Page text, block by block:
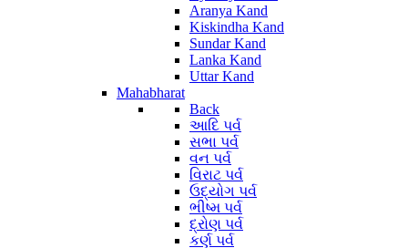
Aranya Kand
Kiskindha Kand
Sundar Kand
Lanka Kand
Uttar Kand
Mahabharat
Back
આદિ પર્વ
સભા પર્વ
વન પર્વ
વિરાટ પર્વ
ઉદ્યોગ પર્વ
ભીષ્મ પર્વ
દ્રોણ પર્વ
કર્ણ પર્વ